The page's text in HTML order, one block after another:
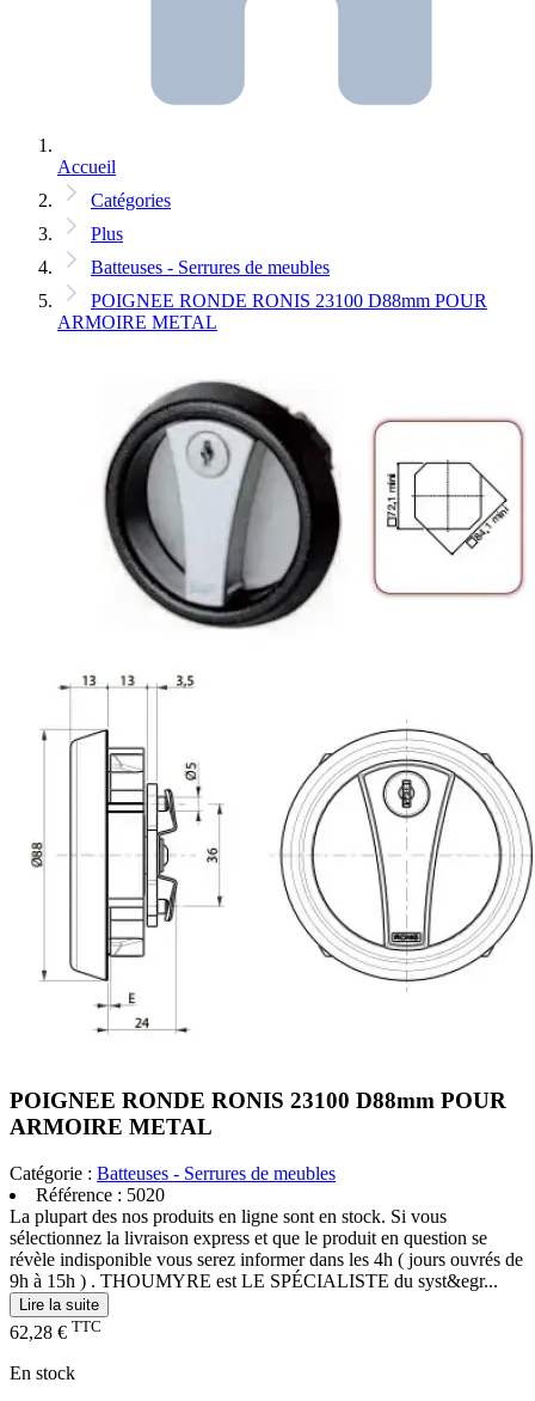
Accueil
Catégories
Plus
Batteuses - Serrures de meubles
POIGNEE RONDE RONIS 23100 D88mm POUR
ARMOIRE METAL
POIGNEE RONDE RONIS 23100 D88mm POUR
ARMOIRE METAL
Catégorie : Batteuses - Serrures de meubles
Référence : 5020
La plupart des nos produits en ligne sont en stock. Si vous
sélectionnez la livraison express et que le produit en question se
révèle indisponible vous serez informer dans les 4h ( jours ouvrés de
9h à 15h ) . THOUMYRE est LE SPÉCIALISTE du syst&egr...
Lire la suite
62,28 € TTC
En stock